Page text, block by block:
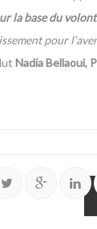
la base du
pour
Nadia Bellaoui,